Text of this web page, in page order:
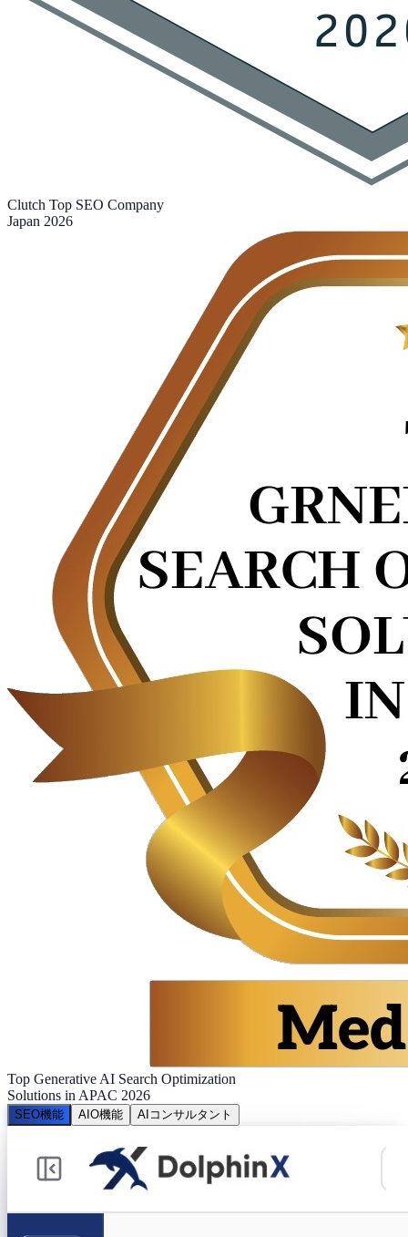
Clutch Top SEO Company
Japan 2026
Top Generative AI Search Optimization
Solutions in APAC 2026
SEO機能 AIO機能 AIコンサルタント